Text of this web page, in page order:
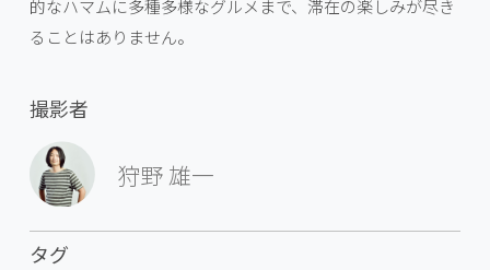
的なハマムに多種多様なグルメまで、滞在の楽しみが尽き
ることはありません。
撮影者
狩野 雄一
タグ